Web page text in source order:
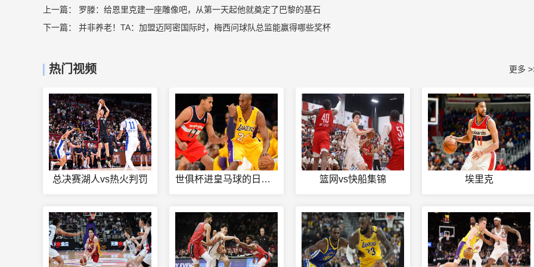
上一篇： 罗滕：给恩里克建一座雕像吧，从第一天起他就奠定了巴黎的基石
下一篇： 并非养老！TA：加盟迈阿密国际时，梅西问球队总监能赢得哪些奖杯
热门视频 更多
总决赛湖人vs热火判罚 世俱杯进皇马球的日本人 篮网vs快船集锦 埃里克